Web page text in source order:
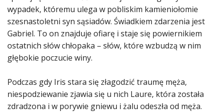
wypadek, któremu ulega w pobliskim kamieniołomie
szesnastoletni syn sąsiadów. Świadkiem zdarzenia jest
Gabriel. To on znajduje ofiarę i staje się powiernikiem
ostatnich słów chłopaka – słów, które wzbudzą w nim
głębokie poczucie winy.
Podczas gdy Iris stara się złagodzić traumę męża,
niespodziewanie zjawia się u nich Laure, która została
zdradzona i w porywie gniewu i żalu odeszła od męża.